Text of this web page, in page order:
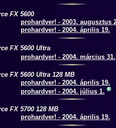
FX 5600
prohardver! - 2003. augusztus
prohardver! - 2004. április 19.
FX 5600 Ultra
prohardver! - 2004. március 31.
FX 5600 Ultra 128 MB
prohardver! - 2004. április 19.
prohardver! - 2004. július 1.
FX 5700 128 MB
prohardver! - 2004. április 19.